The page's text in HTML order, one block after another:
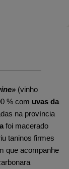
(vinho
% com uvas da
na província
foi macerado
taninos firmes
que acompanhe